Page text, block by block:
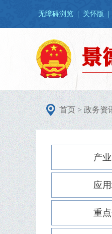
无障碍浏览 关怀版
首页>政务资
产
应
重